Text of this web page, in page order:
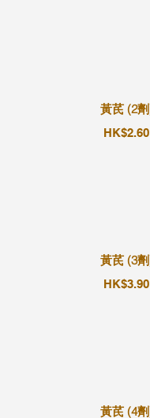
黃芪 (2
HK$2.60
黃芪 (3
HK$3.90
黃芪 (4